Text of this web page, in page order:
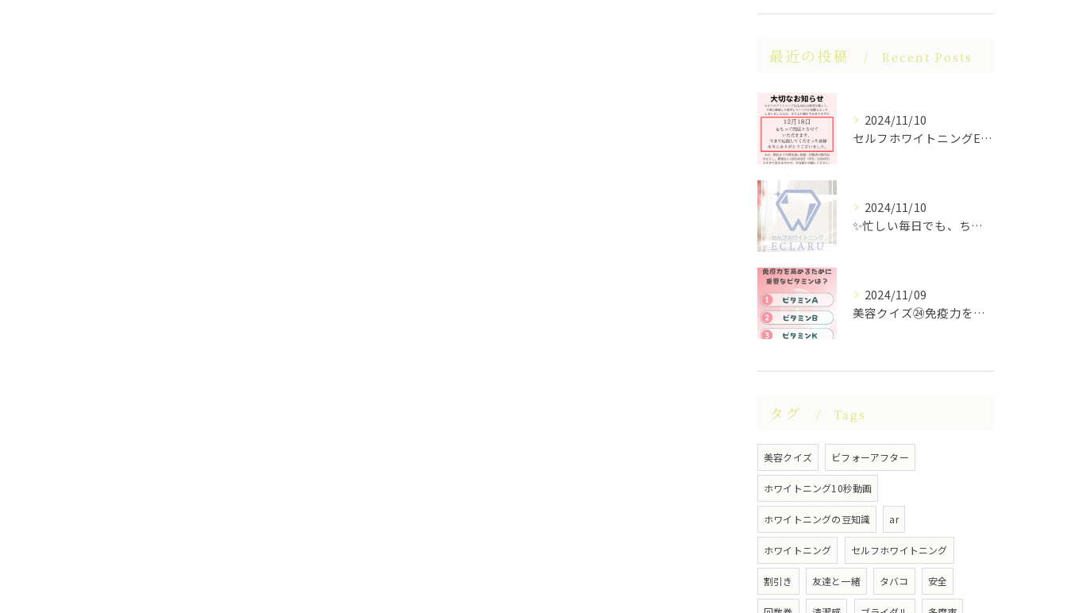
最近の投稿 Recent Posts
2024/11/10
セルフホワイトニングECLARUは、これ以上の経営が困難なた...
2024/11/10
✨忙しい毎日でも、ちらっと立ち寄れるホワイトニングサロンはい...
2024/11/09
美容クイズ㉔免疫力を高めるために重要なビタミンは？ #美容ク...
タグ Tags
美容クイズ ビフォーアフター
ホワイトニング10秒動画
ホワイトニングの豆知識 ar
ホワイトニング セルフホワイトニング
割引き 友達と一緒 タバコ 安全